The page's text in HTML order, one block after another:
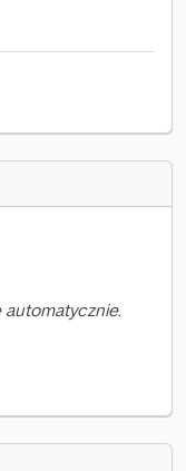
automatycznie.